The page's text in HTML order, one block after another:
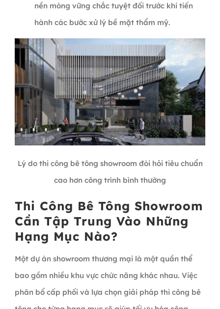
nền móng vững chắc tuyệt đối trước khi tiến
hành các bước xử lý bề mặt thẩm mỹ.
Lý do thi công bê tông showroom đòi hỏi tiêu chuẩn
cao hơn công trình bình thường
Thi Công Bê Tông Showroom
Cần Tập Trung Vào Những
Hạng Mục Nào?
Một dự án showroom thương mại là một quần thể
bao gồm nhiều khu vực chức năng khác nhau. Việc
phân bổ cấp phối và lựa chọn giải pháp thi công bê